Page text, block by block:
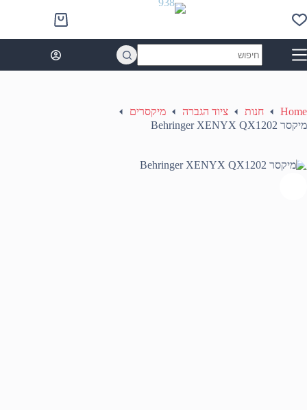
to
content
Shopping
cart
results
Home חנות ציוד הגברה
מיקסרים
מיקסר Behringer XENYX QX1202